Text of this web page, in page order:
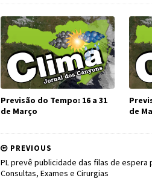
Previsão do Tempo: 16 a 31
de Março
de
PREVIOUS
PL prevê publicidade das filas de espera
Consultas, Exames e Cirurgias